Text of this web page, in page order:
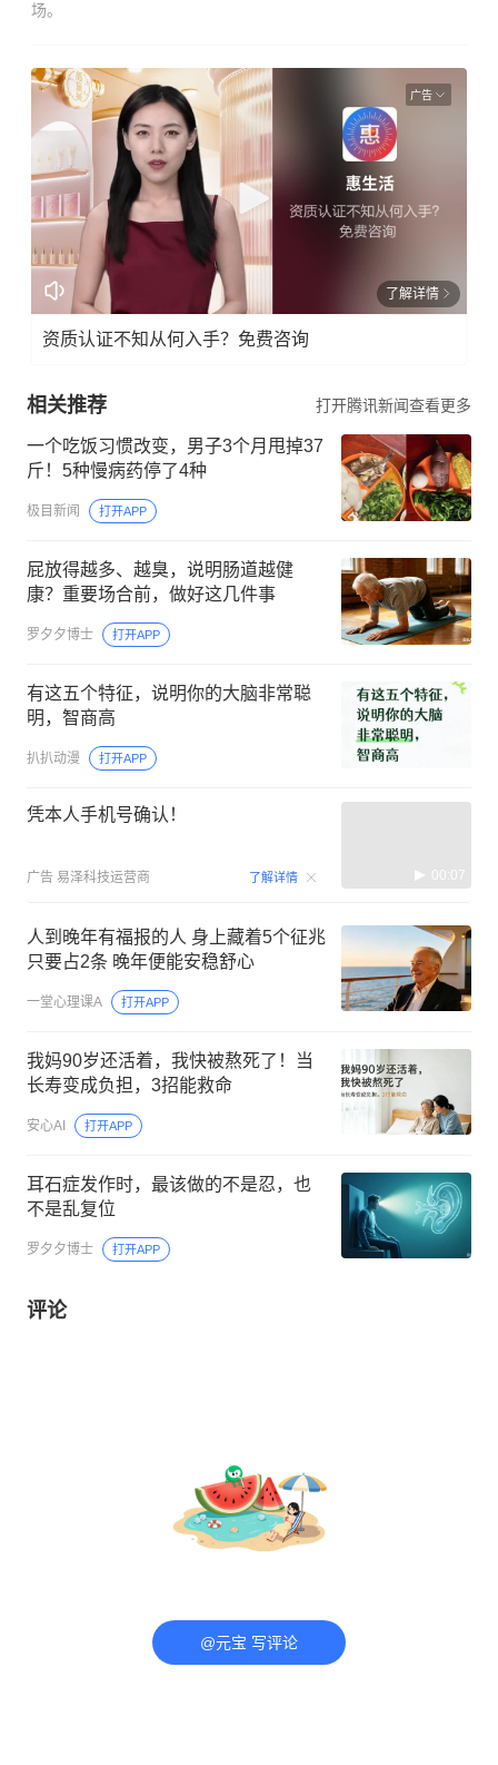
场。
广告
了解详情
资质认证不知从何入手？免费咨询
相关推荐 打开腾讯新闻查看更多
一个吃饭习惯改变，男子3个月甩掉37
斤！5种慢病药停了4种
极目新闻 打开APP
屁放得越多、越臭，说明肠道越健
康？重要场合前，做好这几件事
罗夕夕博士 打开APP
有这五个特征，说明你的大脑非常聪
明，智商高
扒扒动漫 打开APP
凭本人手机号确认！
广告 易泽科技运营商 了解详情 00:07
人到晚年有福报的人 身上藏着5个征兆
只要占2条 晚年便能安稳舒心
一堂心理课A 打开APP
我妈90岁还活着，我快被熬死了！当
长寿变成负担，3招能救命
安心AI 打开APP
耳石症发作时，最该做的不是忍，也
不是乱复位
罗夕夕博士 打开APP
评论
@元宝 写评论